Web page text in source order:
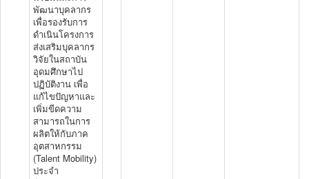
พัฒนาบุคลากร
เพื่อรองรับการ
ดำเนินโครงการ
ส่งเสริมบุคลากร
วิจัยในสถาบัน
อุดมศึกษาไป
ปฏิบัติงาน เพื่อ
แก้ไขปัญหาและ
เพิ่มขีดความ
สามารถในการ
ผลิตให้กับภาค
อุตสาหกรรม
(Talent Mobility)
ประจำ